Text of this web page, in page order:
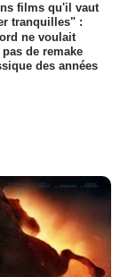
films qu'il vaut
tranquilles" :
ne voulait
de remake
des années